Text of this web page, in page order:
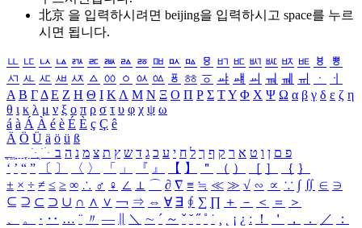
北京 을 입력하시려면 beijing을 입력하시고 space를 누르
시면 됩니다.
ㅥ ㅦ ㅧ ㅨ ㅩ ㅪ ㅫ ㅬ ㅭ ㅮ ㅯ ㅰ ㅱ ㅲ ㅳ ㅴ ㅵ ㅶ ㅷ ㅸ
ㅹ
ㅺ ㅻ ㅼ ㅽ ㅾ ㅿ ㆀ ㆁ ㆂ ㆃ ㆄ ㆅ ㆆ ㆇ ㆈ ㆉ ㆊ ㆋ ㆌ ㆍ
ㆎ
Α Β ΓΔ Ε Ζ Η Θ Ι ΚΛ Μ Ν Ξ Ο Π Ρ Σ ΤΥ Φ Χ Ψ Ω α β γ δ ε ζ η
θ ι κ λ μ ν ξ ο π ρ σ τ υ φ χ ψ ω
á à Á À é è É È ç Ç ê
Ä Ö Ü ä ö ü ß
ִֶֹ ֻּ ׁׂ פ ם ן ו ט א ר ק ף ך ל ח י ע כ ג ד ש ץ ת צ מ נ ה ב
‘ ’ “ ” 〔 〕 〈 〉 「 」 『 』 【 】 ＂ （ ） ［ ］ ｛ ｝
± × ÷ ≠ ≤ ≥ ∞ ∴ ♂ ♀ ∠ ⊥ ⌒ ∂ ∇ ≡ ≒ ≪ ≫ √ ∽ ∝ ∵ ∫ ∬ ∈ ∋
⊆ ⊇ ⊂ ⊃ ∪ ∩ ∧ ∨ ￢ ⇒ ⇔ ∀ ∃ ∮ ∑ ∏ ＋ － ＜ ＝
＞
、
。 · ‥ … ¨ 〃 ― ＼ ∼ ´ ～ ˇ ˘ ˝ ˚ ˙ ¸ ¡ ¿ ː ！ ＇ ， ． ／
：